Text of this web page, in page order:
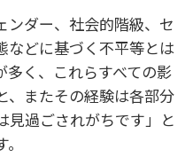
ンダー、社会的階級、セ
などに基づく不平等とは
多く、これらすべての影
、またその経験は各部分
見過ごされがちです」と